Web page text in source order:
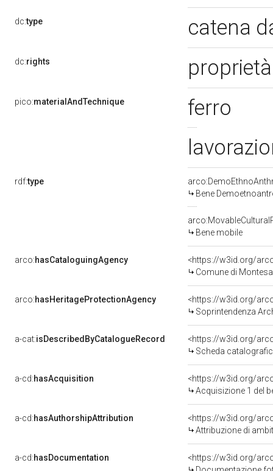
dc:type catena
dc:rights
pico:materialAndTechnique
ferro
rdf:type
Bene
Bene mobile
arco:hasCataloguingAgency
<https://w3id.org/
Comune di
arco:hasHeritageProtectionAgency
<https://w3id.org/
Soprintendenza
a-cat:isDescribedByCatalogueRecord
<https://w3id.org/
Scheda
a-cd:hasAcquisition
<https://w3id.org/
Acquisizione 1 del
a-cd:hasAuthorshipAttribution
<https://w3id.org/
Attribuzione di
a-cd:hasDocumentation